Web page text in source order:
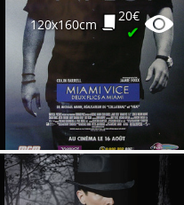
120x160cm
20€
✔